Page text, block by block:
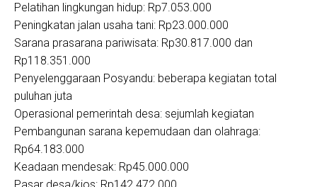
Pelatihan lingkungan hidup: Rp7.053.000
Peningkatan jalan usaha tani: Rp23.000.000
Sarana prasarana pariwisata: Rp30.817.000 dan
Rp118.351.000
Penyelenggaraan Posyandu: beberapa kegiatan total
puluhan juta
Operasional pemerintah desa: sejumlah kegiatan
Pembangunan sarana kepemudaan dan olahraga:
Rp64.183.000
Keadaan mendesak: Rp45.000.000